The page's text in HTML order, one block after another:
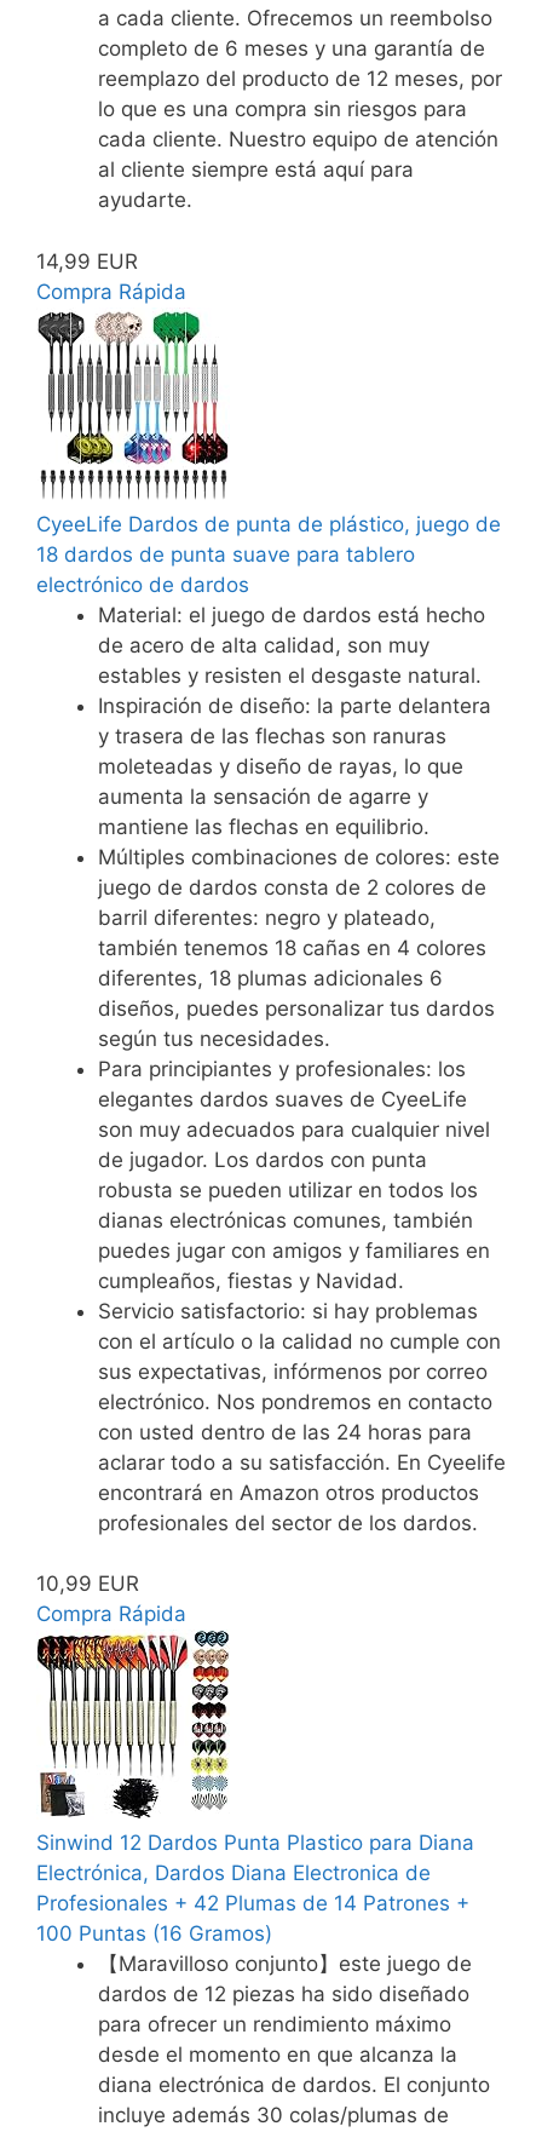
a cada cliente. Ofrecemos un reembolso
completo de 6 meses y una garantía de
reemplazo del producto de 12 meses, por
lo que es una compra sin riesgos para
cada cliente. Nuestro equipo de atención
al cliente siempre está aquí para
ayudarte.
14,99 EUR
Compra Rápida
CyeeLife Dardos de punta de plástico, juego de
18 dardos de punta suave para tablero
electrónico de dardos
Material: el juego de dardos está hecho
de acero de alta calidad, son muy
estables y resisten el desgaste natural.
Inspiración de diseño: la parte delantera
y trasera de las flechas son ranuras
moleteadas y diseño de rayas, lo que
aumenta la sensación de agarre y
mantiene las flechas en equilibrio.
Múltiples combinaciones de colores: este
juego de dardos consta de 2 colores de
barril diferentes: negro y plateado,
también tenemos 18 cañas en 4 colores
diferentes, 18 plumas adicionales 6
diseños, puedes personalizar tus dardos
según tus necesidades.
Para principiantes y profesionales: los
elegantes dardos suaves de CyeeLife
son muy adecuados para cualquier nivel
de jugador. Los dardos con punta
robusta se pueden utilizar en todos los
dianas electrónicas comunes, también
puedes jugar con amigos y familiares en
cumpleaños, fiestas y Navidad.
Servicio satisfactorio: si hay problemas
con el artículo o la calidad no cumple con
sus expectativas, infórmenos por correo
electrónico. Nos pondremos en contacto
con usted dentro de las 24 horas para
aclarar todo a su satisfacción. En Cyeelife
encontrará en Amazon otros productos
profesionales del sector de los dardos.
10,99 EUR
Compra Rápida
Sinwind 12 Dardos Punta Plastico para Diana
Electrónica, Dardos Diana Electronica de
Profesionales + 42 Plumas de 14 Patrones +
100 Puntas (16 Gramos)
【Maravilloso conjunto】este juego de
dardos de 12 piezas ha sido diseñado
para ofrecer un rendimiento máximo
desde el momento en que alcanza la
diana electrónica de dardos. El conjunto
incluye además 30 colas/plumas de